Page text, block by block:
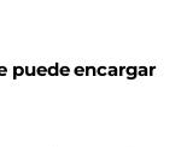
puede encargar